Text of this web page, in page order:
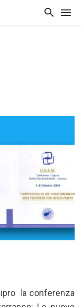
la conferenza